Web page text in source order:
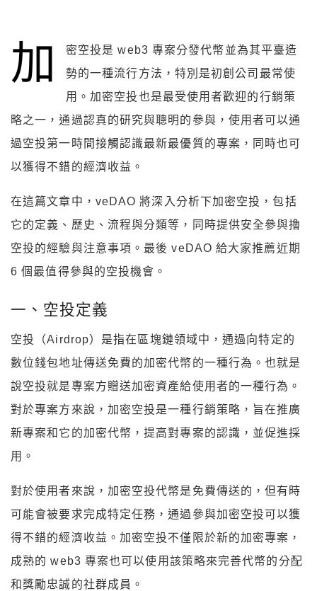
加
密空投是 web3 專案分發代幣並為其平臺造
勢的一種流行方法，特別是初創公司最常使
用。加密空投也是最受使用者歡迎的行銷策
略之一，通過認真的研究與聰明的參與，使用者可以通
過空投第一時間接觸認識最新最優質的專案，同時也可
以獲得不錯的經濟收益。
在這篇文章中，veDAO 將深入分析下加密空投，包括
它的定義、歷史、流程與分類等，同時提供安全參與擼
空投的經驗與注意事項。最後 veDAO 給大家推薦近期
6 個最值得參與的空投機會。
一、空投定義
空投（Airdrop）是指在區塊鏈領域中，通過向特定的
數位錢包地址傳送免費的加密代幣的一種行為。也就是
說空投就是專案方贈送加密資產給使用者的一種行為。
對於專案方來說，加密空投是一種行銷策略，旨在推廣
新專案和它的加密代幣，提高對專案的認識，並促進採
用。
對於使用者來說，加密空投代幣是免費傳送的，但有時
可能會被要求完成特定任務，通過參與加密空投可以獲
得不錯的經濟收益。加密空投不僅限於新的加密專案，
成熟的 web3 專案也可以使用該策略來完善代幣的分配
和獎勵忠誠的社群成員。